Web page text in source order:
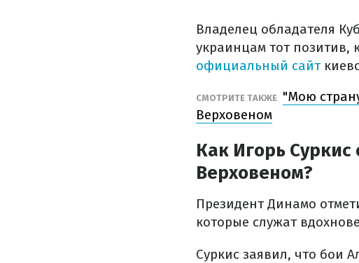
Владелец обладателя
украинцам тот
официальный сайт
СМОТРИТЕ ТАКЖЕ "Мою
Верховеном
Как Игорь Суркис
Верховеном?
Президент Динамо
которые служат
Суркис заявил, что бои